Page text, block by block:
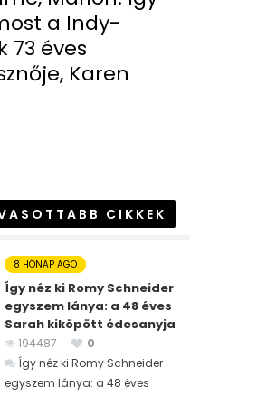
a Indy-
73 éves
Karen
CIKKEK
8 HÓNAP AGO
Így néz ki Romy Schneider
egyszem lánya: a 48 éves
Sarah kiköpött édesanyja
194487
0
Így néz ki Romy Schneider
egyszem lánya: a 48 éves